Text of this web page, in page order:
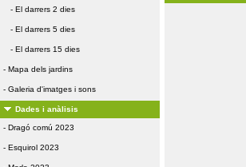
- El darrers 2 dies
- El darrers 5 dies
- El darrers 15 dies
- Mapa dels jardins
- Galeria d'imatges i sons
Dades i anàlisis
- Dragó comú 2023
- Esquirol 2023